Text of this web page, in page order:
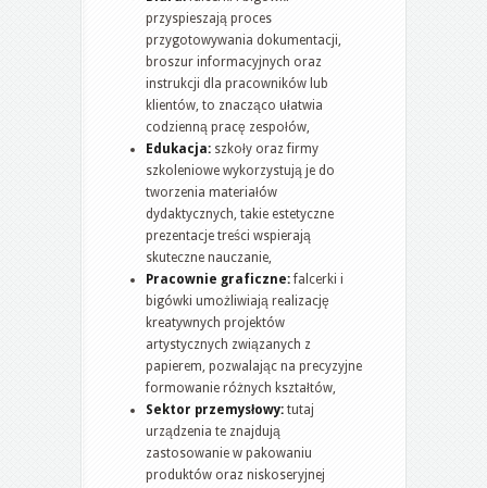
przyspieszają proces
przygotowywania dokumentacji,
broszur informacyjnych oraz
instrukcji dla pracowników lub
klientów, to znacząco ułatwia
codzienną pracę zespołów,
Edukacja: szkoły oraz firmy
szkoleniowe wykorzystują je do
tworzenia materiałów
dydaktycznych, takie estetyczne
prezentacje treści wspierają
skuteczne nauczanie,
Pracownie graficzne:falcerki i
bigówki umożliwiają realizację
kreatywnych projektów
artystycznych związanych z
papierem, pozwalając na precyzyjne
formowanie różnych kształtów,
Sektor przemysłowy: tutaj
urządzenia te znajdują
zastosowanie w pakowaniu
produktów oraz niskoseryjnej